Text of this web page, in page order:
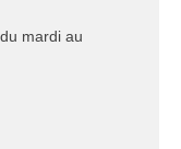
mardi au